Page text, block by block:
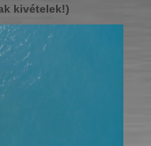
kivételek!)